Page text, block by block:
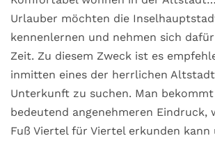
Urlauber möchten die
kennenlernen und nehmen sich
Zeit. Zu diesem Zweck ist es
inmitten eines der herrlichen
Unterkunft zu suchen. Man bekommt
bedeutend angenehmeren Eindruck,
Fuß Viertel für Viertel erkunden kann